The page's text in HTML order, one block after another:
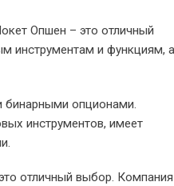
Опшен – это отличный
инструментам и функциям, а
бинарными опционами.
инструментов, имеет
отличный выбор. Компания